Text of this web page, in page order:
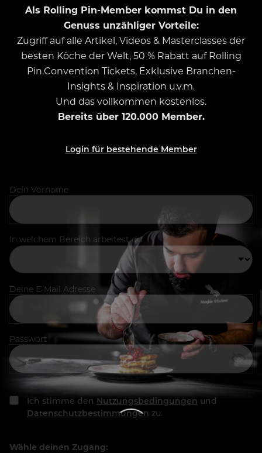
Als Rolling Pin-Member kommst Du in den
Genuss unzähliger Vorteile:
Zugriff auf alle Artikel, Videos & Masterclasses der
besten Köche der Welt, 50 % Rabatt auf Rolling
Pin.Convention Tickets, Exklusive Branchen-
Insights & Inspiration u.v.m.
Und das vollkommen kostenlos.
Bereits über 120.000 Member.
Login für bestehende Member
Dein Vorname
In welchem Bereich arbeitest du
Deine E-Mail Adresse
Passwort
Ich stimme den Nutzungsbedingungen und
Datenschutzbestimmungen zu.
Wähle deinen Zugang: